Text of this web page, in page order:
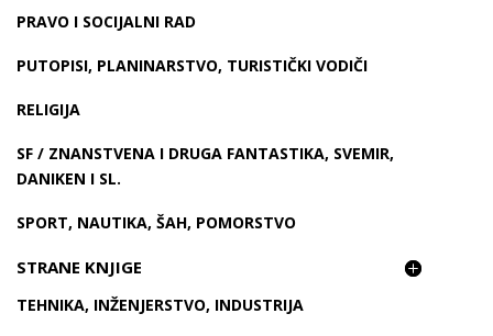
PRAVO I SOCIJALNI RAD
PUTOPISI, PLANINARSTVO, TURISTIČKI VODIČI
RELIGIJA
SF / ZNANSTVENA I DRUGA FANTASTIKA, SVEMIR,
DANIKEN I SL.
SPORT, NAUTIKA, ŠAH, POMORSTVO
STRANE KNJIGE
TEHNIKA, INŽENJERSTVO, INDUSTRIJA